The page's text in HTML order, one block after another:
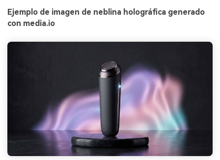
Ejemplo de imagen de neblina holográfica generado
con media.io